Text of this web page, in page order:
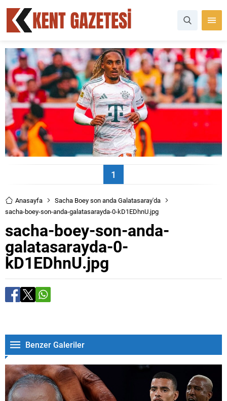
1
Anasayfa
Sacha Boey son anda Galatasaray'da
sacha-boey-son-anda-galatasarayda-0-kD1EDhnU.jpg
sacha-boey-son-anda-
galatasarayda-0-
kD1EDhnU.jpg
Benzer Galeriler